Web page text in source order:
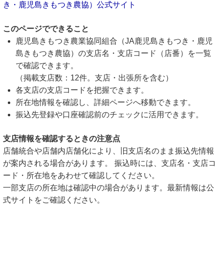
き・鹿児島きもつき農協）公式サイト
このページでできること
鹿児島きもつき農業協同組合（JA鹿児島きもつき・鹿児
島きもつき農協）の支店名・支店コード（店番）を一覧
で確認できます。
（掲載支店数：12件。支店・出張所を含む）
各支店の支店コードを把握できます。
所在地情報を確認し、詳細ページへ移動できます。
振込先登録や口座確認前のチェックに活用できます。
支店情報を確認するときの注意点
店舗統合や店舗内店舗化により、旧支店名のまま振込先情報
が案内される場合があります。 振込時には、支店名・支店コ
ード・所在地をあわせて確認してください。
一部支店の所在地は確認中の場合があります。最新情報は公
式サイトをご確認ください。